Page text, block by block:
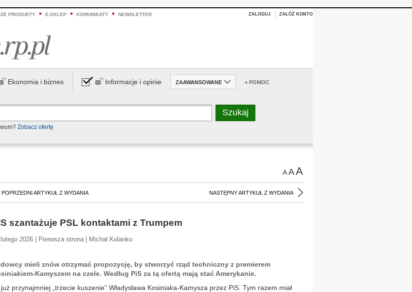
PRODUKTY E-SKLEP KOMUNIKATY NEWSLETTER ZALOGUJ ZAŁÓŻ KONTO
Ekonomia i biznes Informacje i opinie ZAAWANSOWANE + POMOC
Zobacz ofertę
AAA
POPRZEDNI ARTYKUŁ Z WYDANIA NASTĘPNY ARTYKUŁ Z WYDANIA
szantażuje PSL kontaktami z Trumpem
2026 | Pierwsza strona | Michał Kolanko
mieli znów otrzymać propozycję, by stworzyć rząd techniczny z premierem
Kamyszem na czele. Według PiS za tą ofertą mają stać Amerykanie.
już przynajmniej „trzecie kuszenie” Władysława Kosiniaka-Kamysza przez PiS. Tym razem miał